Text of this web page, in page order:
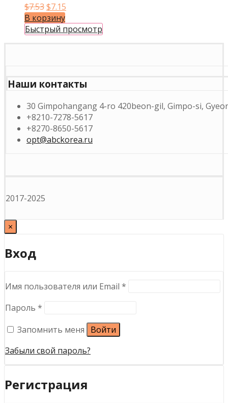
$7.53Первоначальная
цена
составляла
$7.15
$7.15.
В корзину
Быстрый просмотр
Наши контакты
30 Gimpohangang 4-ro 420beon-gil, Gimpo-si,
+8210-7278-5617
+8270-8650-5617
opt@abckorea.ru
2017-2025
×
Вход
Имя пользователя или Email *
Пароль *
Запомнить меня
Войти
Забыли свой пароль?
Регистрация